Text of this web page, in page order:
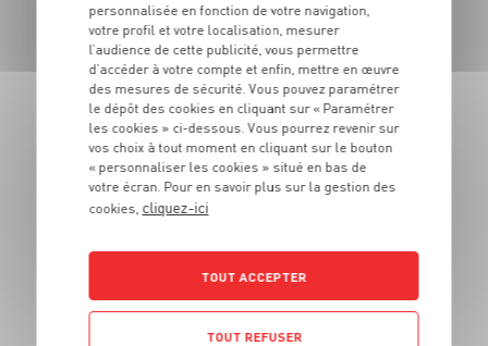
Vous souhaitez connaitre les magasins proches de votre
Grand Frais habituel ? Trouvez ci-dessous ceux qui sont les
plus proches !
Marly (57155)
personnalisée en fonction de votre navigation,
votre profil et votre localisation, mesurer
l’audience de cette publicité, vous permettre
d’accéder à votre compte et enfin, mettre en œuvre
des mesures de sécurité. Vous pouvez paramétrer
le dépôt des cookies en cliquant sur « Paramétrer
les cookies » ci-dessous. Vous pourrez revenir sur
vos choix à tout moment en cliquant sur le bouton
« personnaliser les cookies » situé en bas de
votre écran. Pour en savoir plus sur la gestion des
cookies, cliquez-ici
TOUT ACCEPTER
TOUT REFUSER